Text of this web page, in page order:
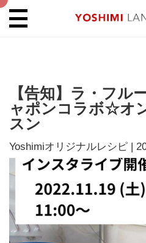
【告知】ラ・フル
ャポンコラボ☆オ
スン
Yoshimiオリジナルレシピ |